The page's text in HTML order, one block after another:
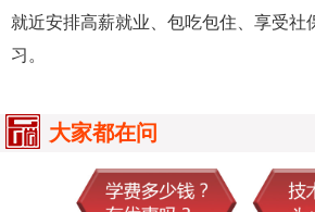
就近安排高薪就业、包吃包住、享受社
习。
大家都在问